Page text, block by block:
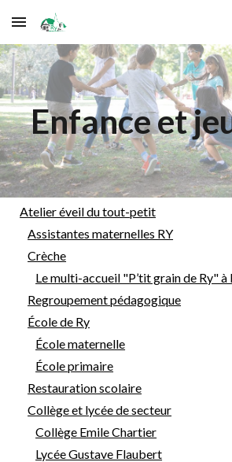
Skip to main content
Enfance et
Atelier éveil du tout-petit
Assistantes maternelles RY
Crèche
Le multi-accueil "P’tit grain de Ry" à
Regroupement pédagogique
École de Ry
École maternelle
École primaire
Restauration scolaire
Collège et lycée de secteur
Collège Emile Chartier
Lycée Gustave Flaubert